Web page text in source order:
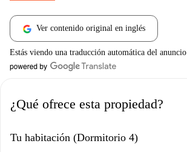
Ver contenido original en inglés
Estás viendo una traducción automática del anuncio
¿Qué ofrece esta propiedad?
Tu habitación (Dormitorio 4)